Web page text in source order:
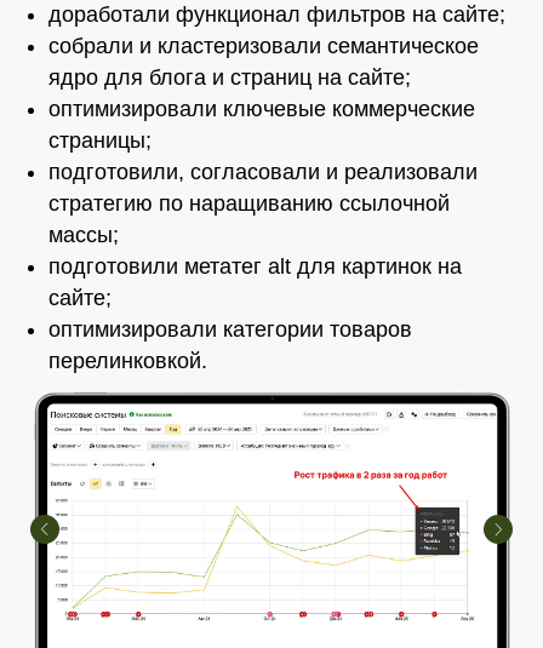
доработали функционал фильтров на сайте;
собрали и кластеризовали семантическое
ядро для блога и страниц на сайте;
оптимизировали ключевые коммерческие
страницы;
подготовили, согласовали и реализовали
стратегию по наращиванию ссылочной
массы;
подготовили метатег alt для картинок на
сайте;
оптимизировали категории товаров
перелинковкой.